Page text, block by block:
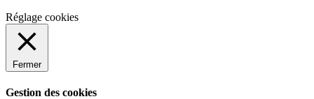
Réglage cookies
Fermer
Gestion des cookies